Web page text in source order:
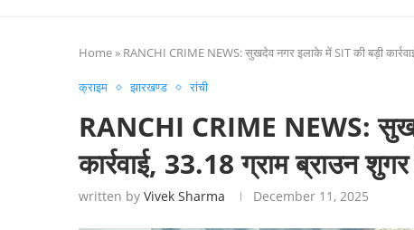
Home» RANCHI CRIME NEWS: सुखदेव नगर इलाके में SIT की बड़ी
क्राइम झारखण्ड रांची
RANCHI CRIME NEWS:
कार्रवाई, 33.18 ग्राम ब्राउन
written by Vivek Sharma December 11, 2025